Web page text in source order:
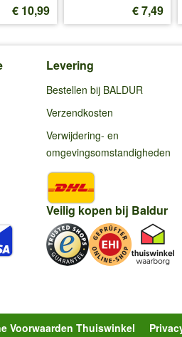
€ 10,99 € 7,49
Levering
Bestellen bij BALDUR
Verzendkosten
Verwijdering- en
omgevingsomstandigheden
Veilig kopen bij Baldur
Voorwaarden Thuiswinkel